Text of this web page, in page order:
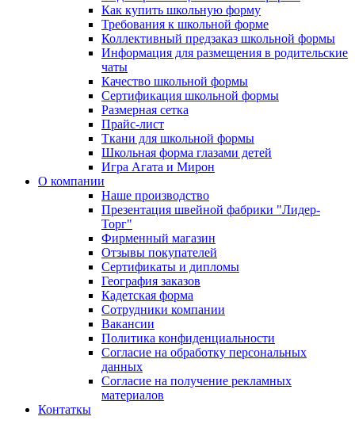
Как купить школьную форму
Требования к школьной форме
Коллективный предзаказ школьной формы
Информация для размещения в родительские
чаты
Качество школьной формы
Сертификация школьной формы
Размерная сетка
Прайс-лист
Ткани для школьной формы
Школьная форма глазами детей
Игра Агата и Мирон
О компании
Наше производство
Презентация швейной фабрики "Лидер-
Торг"
Фирменный магазин
Отзывы покупателей
Сертификаты и дипломы
География заказов
Кадетская форма
Сотрудники компании
Вакансии
Политика конфиденциальности
Согласие на обработку персональных
данных
Согласие на получение рекламных
материалов
Контаткы